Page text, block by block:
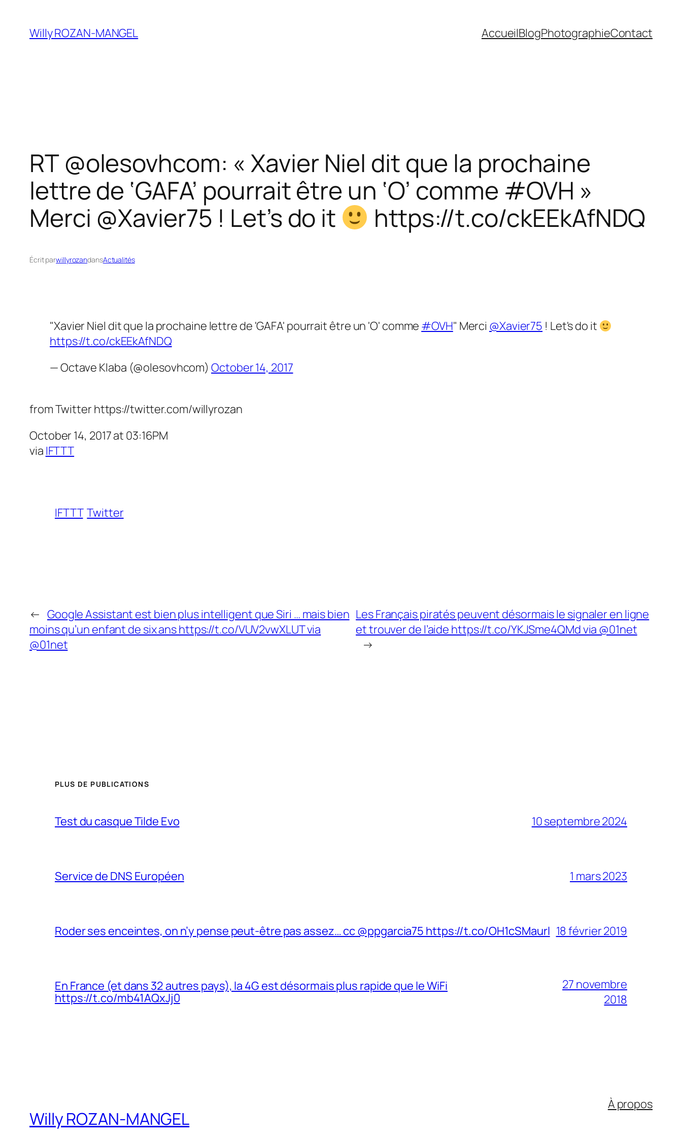
contenu
Willy ROZAN-MANGEL AccueilBlogPhotographieContact
RT @olesovhcom: « Xavier Niel dit que la prochaine
lettre de ‘GAFA’ pourrait être un ‘O’ comme #OVH »
Merci @Xavier75 ! Let’s do it
https://t.co/ckEEkAfNDQ
Écrit parwillyrozandansActualités
"Xavier Niel dit que la prochaine lettre de 'GAFA' pourrait être un 'O' comme #OVH" Merci @Xavier75 ! Let's do it
https://t.co/ckEEkAfNDQ
— Octave Klaba (@olesovhcom)October 14, 2017
from Twitter https://twitter.com/willyrozan
October 14, 2017 at 03:16PM
via IFTTT
IFTTT Twitter
← Google Assistant est bien plus intelligent que Siri … mais bien
moins qu’un enfant de six ans https://t.co/VUV2vwXLUT via
@01net
Les Français piratés peuvent désormais le signaler en ligne
et trouver de l’aide https://t.co/YKJSme4QMd via @01net
→
PLUS DE PUBLICATIONS
Test du casque Tilde Evo 10 septembre 2024
Service de DNS Européen 1 mars 2023
Roder ses enceintes, on n’y pense peut-être pas assez… cc @ppgarcia75 https://t.co/OH1cSMaurl 18 février 2019
En France (et dans 32 autres pays), la 4G est désormais plus rapide que le WiFi
https://t.co/mb41AQxJj0
27 novembre
2018
Willy ROZAN-MANGEL
À propos